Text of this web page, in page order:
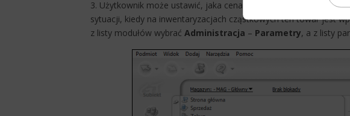
3. Użytkownik może ustawić, jaka cena ma być automatycznie
sytuacji, kiedy na inwentaryzacjach cząstkowych ten towar jest
z listy modułów wybrać Administracja – Parametry, a z listy